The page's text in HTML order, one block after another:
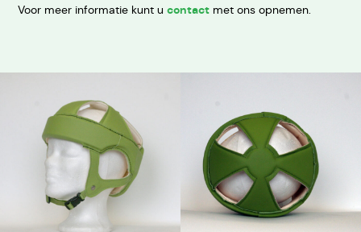
Voor meer informatie kunt ucontact met ons opnemen.